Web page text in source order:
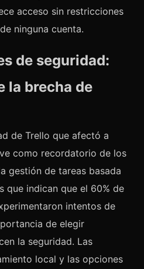
acceso sin restricciones
ninguna cuenta.
de seguridad:
la brecha de
de Trello que afectó a
como recordatorio de los
gestión de tareas basada
que indican que el 60% de
intentos de
de elegir
la seguridad. Las
local y las opciones